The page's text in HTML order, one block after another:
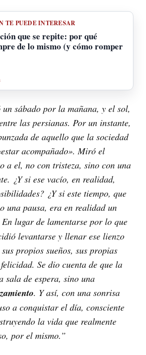
TE PUEDE INTERESAR
que se repite: por qué
de lo mismo (y cómo romper
un sábado por la mañana, y el sol,
las persianas. Por un instante,
de aquello que la sociedad
acompañado». Miró el
a el, no con tristeza, sino con una
¿Y si ese vacío, en realidad,
¿Y si este tiempo, que
una pausa, era en realidad un
En lugar de lamentarse por lo que
levantarse y llenar ese lienzo
propios sueños, sus propias
Se dio cuenta de que la
sala de espera, sino una
. Y así, con una sonrisa
a conquistar el día, consciente
la vida que realmente
por el mismo.”